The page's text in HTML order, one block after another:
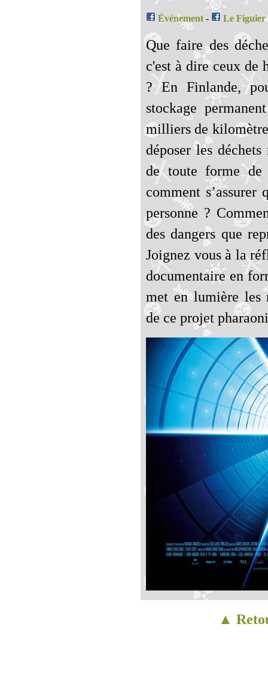
Événement - Le Figuier
Que faire des
c'est à dire ceux
? En Finlande,
stockage
milliers de
déposer les
de toute forme de
comment
personne ?
des dangers que
Joignez vous à la
documentaire en
met en lumière les
de ce projet
▲